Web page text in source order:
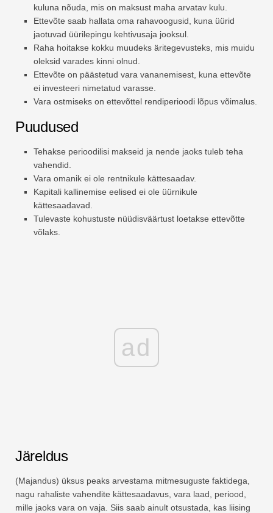
kuluna nõuda, mis on maksust maha arvatav kulu.
Ettevõte saab hallata oma rahavoogusid, kuna üürid
jaotuvad üürilepingu kehtivusaja jooksul.
Raha hoitakse kokku muudeks äritegevusteks, mis muidu
oleksid varades kinni olnud.
Ettevõte on päästetud vara vananemisest, kuna ettevõte
ei investeeri nimetatud varasse.
Vara ostmiseks on ettevõttel rendiperioodi lõpus võimalus.
Puudused
Tehakse perioodilisi makseid ja nende jaoks tuleb teha
vahendid.
Vara omanik ei ole rentnikule kättesaadav.
Kapitali kallinemise eelised ei ole üürnikule
kättesaadavad.
Tulevaste kohustuste nüüdisväärtust loetakse ettevõtte
võlaks.
ad
Järeldus
(Majandus) üksus peaks arvestama mitmesuguste faktidega,
nagu rahaliste vahendite kättesaadavus, vara laad, periood,
mille jaoks vara on vaja. Siis saab ainult otsustada, kas liising